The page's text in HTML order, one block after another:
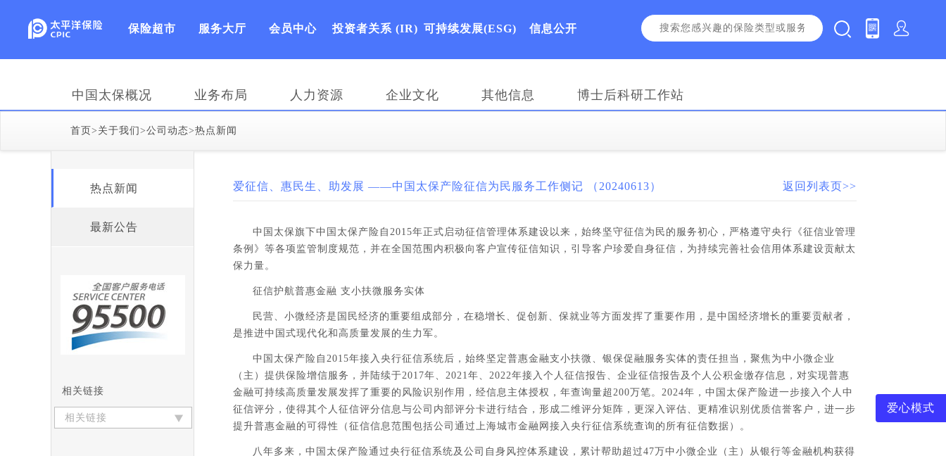
保险超市 服务大厅 会员中心 投资者关系 (IR) 可持续发展(ESG) 信息公开
中国太保概况 业务布局 人力资源 企业文化 其他信息 博士后科研工作站
首页> 关于我们 >公司动态>热点新闻
热点新闻
最新公告
相关链接
相关链接
爱征信、惠民生、助发展 ——中国太保产险征信为民服务工作侧记 （20240613） 返回列表页>>
中国太保旗下中国太保产险自2015年正式启动征信管理体系建设以来，始终坚守征信为民的服务初心，严格遵守央行《征信业管理
条例》等各项监管制度规范，并在全国范围内积极向客户宣传征信知识，引导客户珍爱自身征信，为持续完善社会信用体系建设贡献太
保力量。
征信护航普惠金融 支小扶微服务实体
民营、小微经济是国民经济的重要组成部分，在稳增长、促创新、保就业等方面发挥了重要作用，是中国经济增长的重要贡献者，
是推进中国式现代化和高质量发展的生力军。
中国太保产险自2015年接入央行征信系统后，始终坚定普惠金融支小扶微、银保促融服务实体的责任担当，聚焦为中小微企业
（主）提供保险增信服务，并陆续于2017年、2021年、2022年接入个人征信报告、企业征信报告及个人公积金缴存信息，对实现普惠
金融可持续高质量发展发挥了重要的风险识别作用，经信息主体授权，年查询量超200万笔。2024年，中国太保产险进一步接入个人中
征信评分，使得其个人征信评分信息与公司内部评分卡进行结合，形成二维评分矩阵，更深入评估、更精准识别优质信誉客户，进一步
提升普惠金融的可得性（征信信息范围包括公司通过上海城市金融网接入央行征信系统查询的所有征信数据）。
八年多来，中国太保产险通过央行征信系统及公司自身风控体系建设，累计帮助超过47万中小微企业（主）从银行等金融机构获得
爱心模式